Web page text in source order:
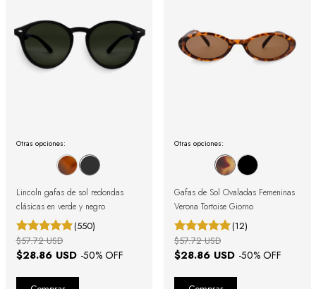
Otras opciones:
Lincoln gafas de sol redondas
clásicas en verde y negro
(550)
$28.86 USD -50% OFF
$57.72 USD
Otras opciones:
Gafas de Sol Ovaladas Femeninas
Verona Tortoise Giorno
(12)
$28.86 USD -50% OFF
$57.72 USD